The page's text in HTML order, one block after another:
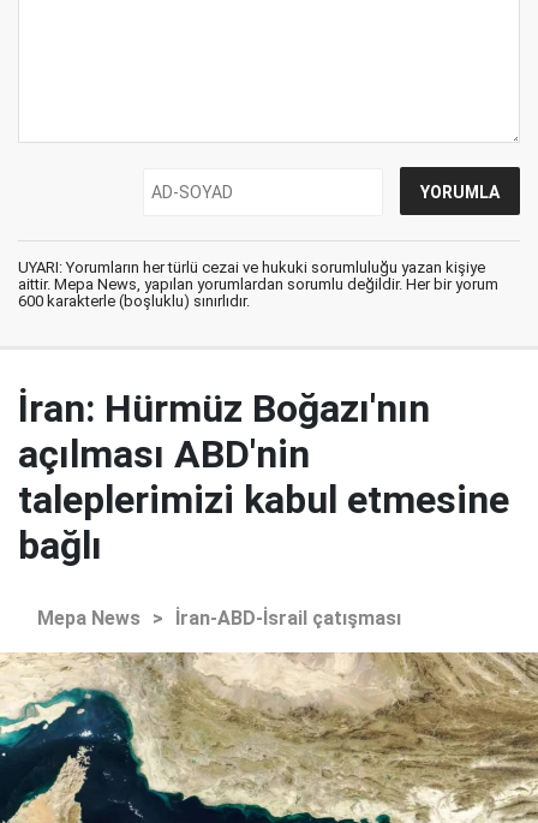
UYARI: Yorumların her türlü cezai ve hukuki sorumluluğu yazan kişiye
aittir. Mepa News, yapılan yorumlardan sorumlu değildir. Her bir yorum
600 karakterle (boşluklu) sınırlıdır.
İran: Hürmüz Boğazı'nın
açılması ABD'nin
taleplerimizi kabul etmesine
bağlı
Mepa News > İran-ABD-İsrail çatışması